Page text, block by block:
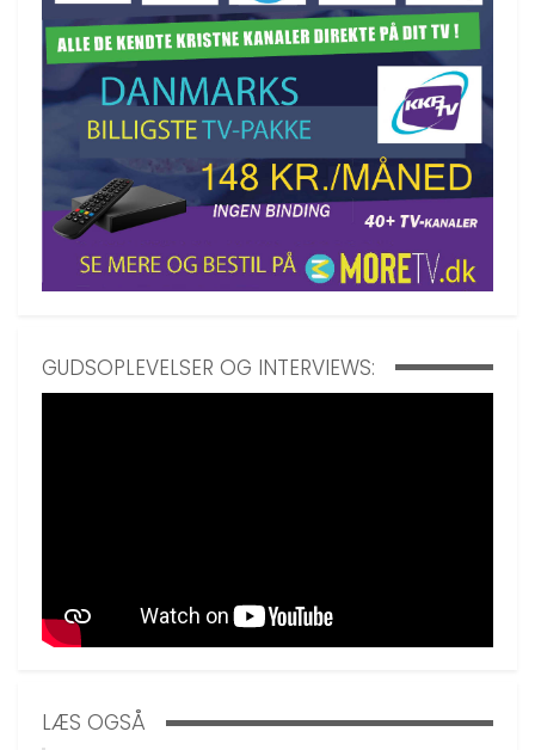
GUDSOPLEVELSER OG INTERVIEWS:
LÆS OGSÅ